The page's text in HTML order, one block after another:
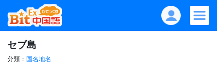
セブ島
分類： 国名地名